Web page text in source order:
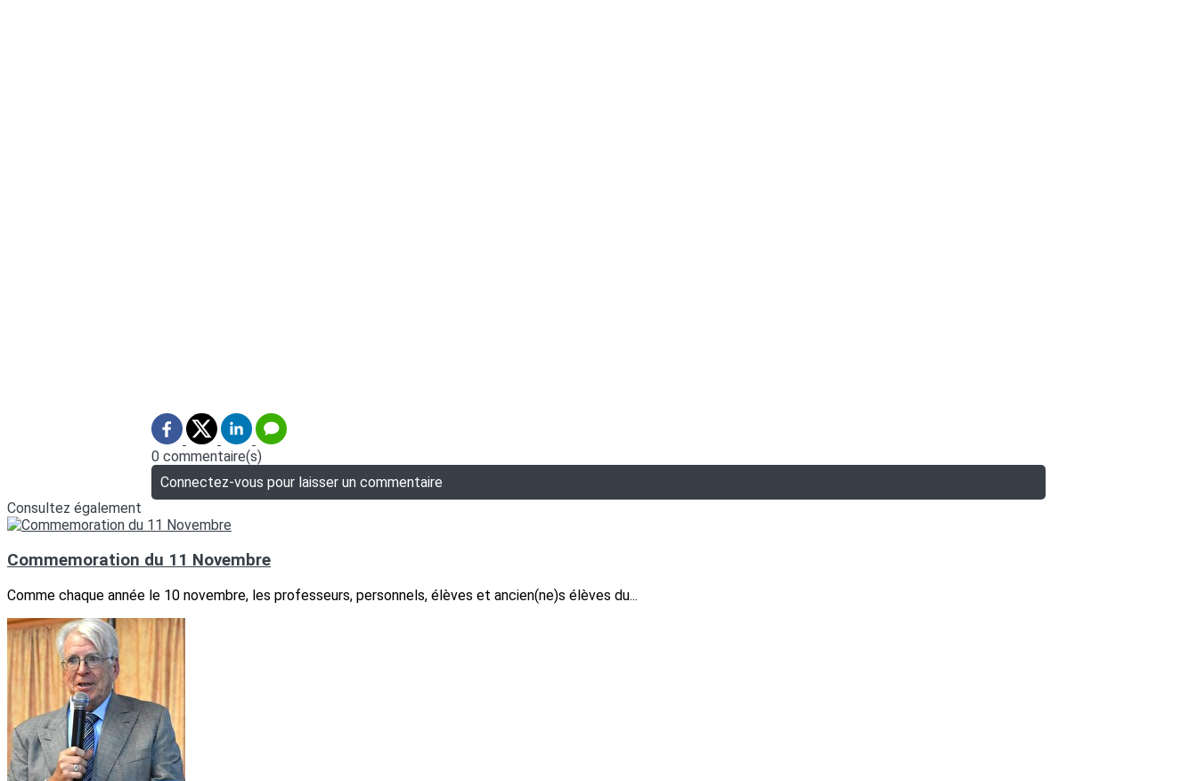
0 commentaire(s)
Connectez-vous pour laisser un commentaire
Consultez également
Commemoration du 11 Novembre
Comme chaque année le 10 novembre, les professeurs, personnels, élèves et ancien(ne)s élèves du...